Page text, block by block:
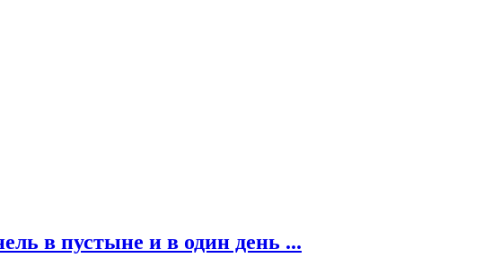
в пустыне и в один день ...